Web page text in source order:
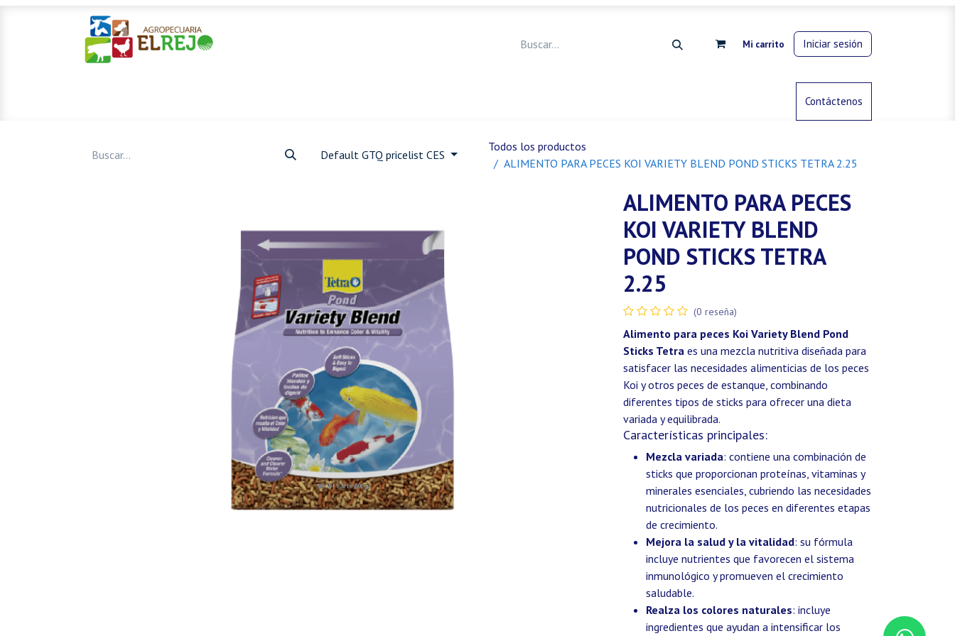
Mi carrito Iniciar sesión
Control de animalesContáctenos
Default GTQ pricelist CES
Todos los productos
ALIMENTO PARA PECES KOI VARIETY BLEND POND STICKS TETRA 2.25
ALIMENTO PARA PECES
KOI VARIETY BLEND
POND STICKS TETRA
2.25
(0 reseña)
Alimento para peces Koi Variety Blend Pond
Sticks Tetra es una mezcla nutritiva diseñada para
satisfacer las necesidades alimenticias de los peces
Koi y otros peces de estanque, combinando
diferentes tipos de sticks para ofrecer una dieta
variada y equilibrada.
Características principales:
Mezcla variada: contiene una combinación de
sticks que proporcionan proteínas, vitaminas y
minerales esenciales, cubriendo las necesidades
nutricionales de los peces en diferentes etapas
de crecimiento.
Mejora la salud y la vitalidad: su fórmula
incluye nutrientes que favorecen el sistema
inmunológico y promueven el crecimiento
saludable.
Realza los colores naturales: incluye
ingredientes que ayudan a intensificar los